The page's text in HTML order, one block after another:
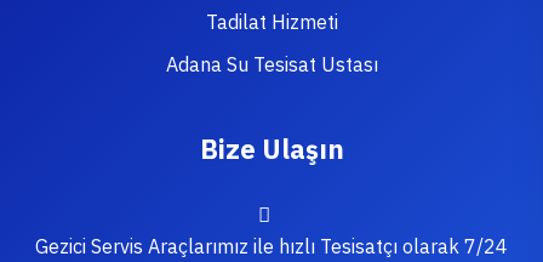
Tadilat Hizmeti
Adana Su Tesisat Ustası
Bize Ulaşın
Gezici Servis Araçlarımız ile hızlı Tesisatçı olarak 7/24